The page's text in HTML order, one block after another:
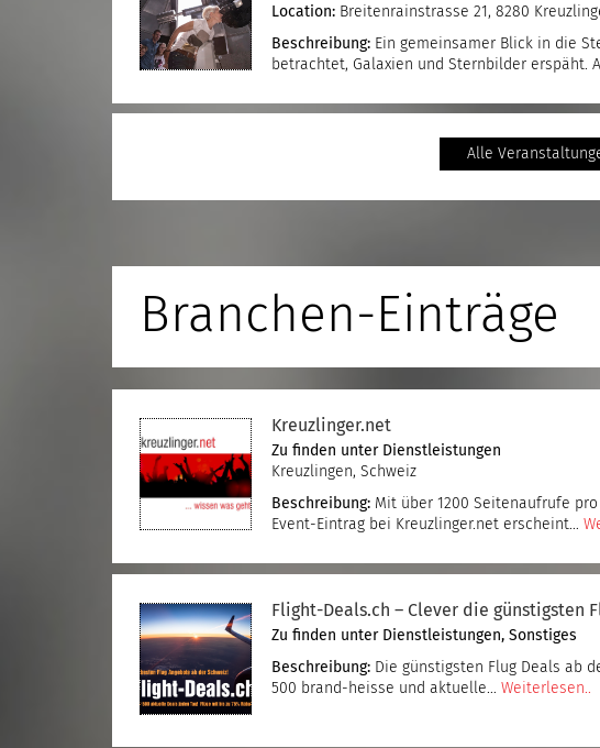
Location: Breitenrainstrasse 21, 8280
Beschreibung: Ein gemeinsamer Blick in die
betrachtet, Galaxien und Sternbilder erspäht.
Alle
Branchen-Einträge
Kreuzlinger.net
Zu finden unter Dienstleistungen
Kreuzlingen, Schweiz
Beschreibung: Mit über 1200 Seitenaufrufe
Event-Eintrag bei Kreuzlinger.net erscheint…
Flight-Deals.ch – Clever die günstigsten
Zu finden unter Dienstleistungen, Sonstiges
Beschreibung: Die günstigsten Flug Deals ab
500 brand-heisse und aktuelle… Weiterlesen..